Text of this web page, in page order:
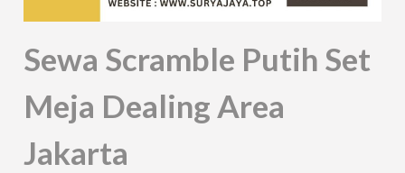
Sewa Scramble Putih Set
Meja Dealing Area
Jakarta